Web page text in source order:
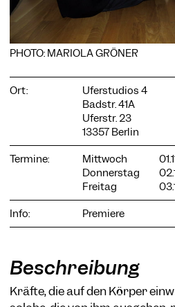
PHOTO: MARIOLA GRÖNER
Ort:
Uferstudios 4
Badstr. 41A
Uferstr. 23
13357 Berlin
Termine:
Mittwoch
Donnerstag
Freitag
Info:
Premiere
Beschreibung
Kräfte, die auf den Körper
COOKIE-EINSTELLUNGEN
Wir verwenden Cookies und Inhalte
unserer Website. Notwendige Cookies
Sie die Website nutzen können.
die Website weiterzuentwickeln. Sie
jederzeit widerrufen. Bitte besuchen
Datenschutzerklärung für weitere
können Sie auswählen, welche
Externe Medien
Nur notwendige Alle akzeptieren